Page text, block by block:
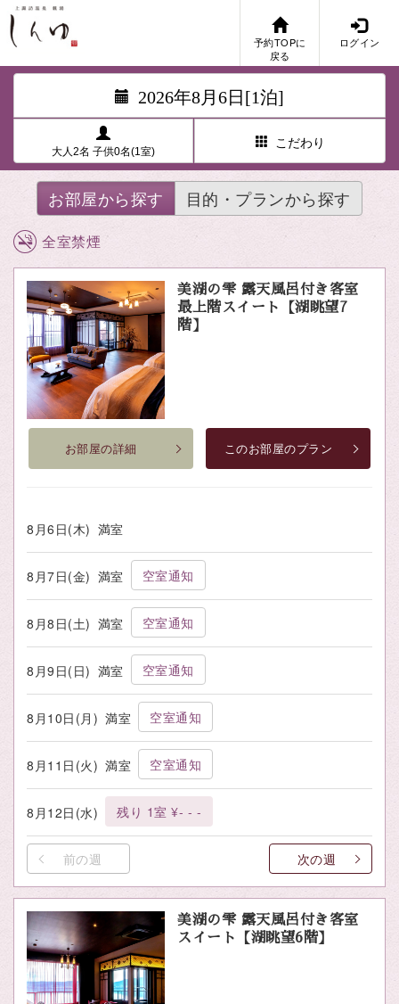
予約TOPに
戻る
ログイン
2026年8月6日[1泊]
大人2名 子供0名(1室)
こだわり
お部屋から探す 目的・プランから探す
全室禁煙
美湖の雫 露天風呂付き客室
最上階スイート【湖眺望7
階】
お部屋の詳細 このお部屋のプラン
8月6日(木) 満室
8月7日(金) 満室 空室通知
8月8日(土) 満室 空室通知
8月9日(日) 満室 空室通知
8月10日(月) 満室 空室通知
8月11日(火) 満室 空室通知
8月12日(水) 残り 1室 ¥- - -
前の週 次の週
美湖の雫 露天風呂付き客室
スイート【湖眺望6階】